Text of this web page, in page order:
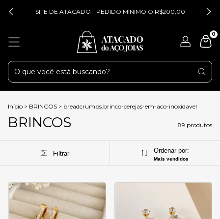
SITE DE ATACADO - PEDIDO MÍNIMO O R$200,00
0
Início > BRINCOS > breadcrumbs.brinco-cerejas-em-aco-inoxidavel
BRINCOS 89 produtos
Filtrar Ordenar por:
Mais vendidos